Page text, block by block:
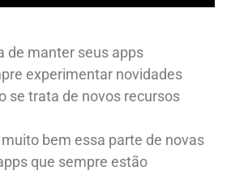
de manter seus apps
experimentar novidades
se trata de novos recursos
bem essa parte de novas
que sempre estão